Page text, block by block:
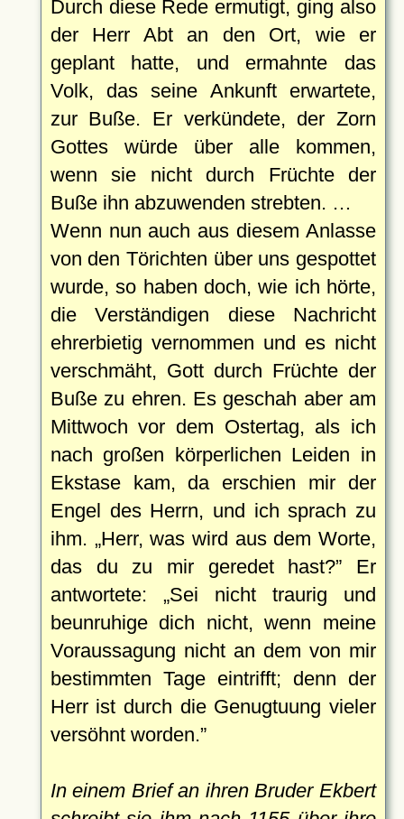
Durch diese Rede ermutigt, ging also
der Herr Abt an den Ort, wie er
geplant hatte, und ermahnte das
Volk, das seine Ankunft erwartete,
zur Buße. Er verkündete, der Zorn
Gottes würde über alle kommen,
wenn sie nicht durch Früchte der
Buße ihn abzuwenden strebten. …
Wenn nun auch aus diesem Anlasse
von den Törichten über uns gespottet
wurde, so haben doch, wie ich hörte,
die Verständigen diese Nachricht
ehrerbietig vernommen und es nicht
verschmäht, Gott durch Früchte der
Buße zu ehren. Es geschah aber am
Mittwoch vor dem Ostertag, als ich
nach großen körperlichen Leiden in
Ekstase kam, da erschien mir der
Engel des Herrn, und ich sprach zu
ihm.
Herr, was wird aus dem Worte,
das du zu mir geredet hast?
Er
antwortete:
Sei nicht traurig und
beunruhige dich nicht, wenn meine
Voraussagung nicht an dem von mir
bestimmten Tage eintrifft; denn der
Herr ist durch die Genugtuung vieler
versöhnt worden.
In einem Brief an ihren Bruder Ekbert